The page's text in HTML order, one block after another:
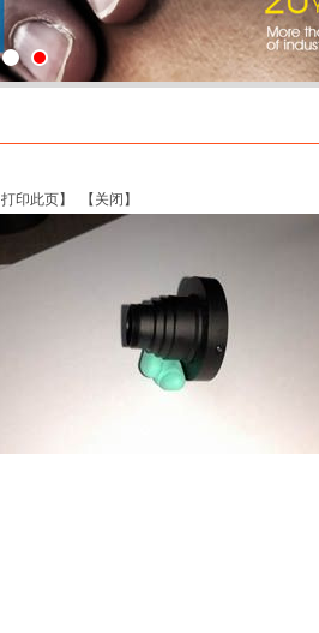
打印此页】 【 关闭 】